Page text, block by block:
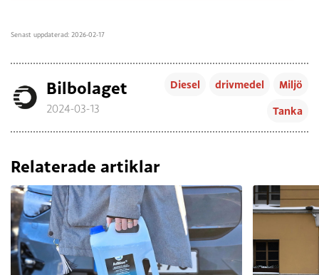
Senast uppdaterad: 2026-02-17
Bilbolaget
2024-03-13
Diesel drivmedel
Miljö
Tanka
Relaterade artiklar